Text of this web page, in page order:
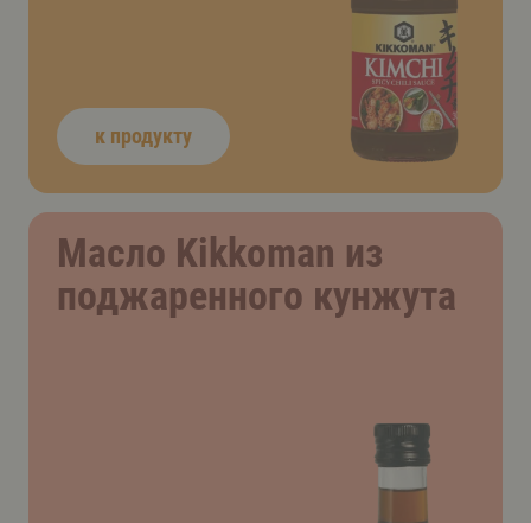
к продукту
Масло Kikkoman из
поджаренного кунжута